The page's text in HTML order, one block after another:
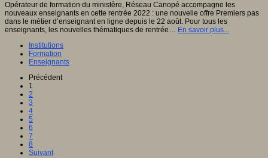
Opérateur de formation du ministère, Réseau Canopé accompagne les
nouveaux enseignants en cette rentrée 2022 : une nouvelle offre Premiers pas
dans le métier d’enseignant en ligne depuis le 22 août. Pour tous les
enseignants, les nouvelles thématiques de rentrée… En savoir plus...
Institutions
Formation
Enseignants
Précédent
1
2
3
4
5
6
7
8
Suivant